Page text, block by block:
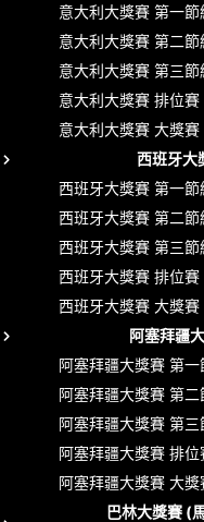
意大利大獎賽 第一節
意大利大獎賽 第二節
意大利大獎賽 第三節
意大利大獎賽 排位賽
意大利大獎賽 大獎賽
西班牙大
西班牙大獎賽 第一節
西班牙大獎賽 第二節
西班牙大獎賽 第三節
西班牙大獎賽 排位賽
西班牙大獎賽 大獎賽
阿塞拜疆
阿塞拜疆大獎賽 第一
阿塞拜疆大獎賽 第二
阿塞拜疆大獎賽 第三
阿塞拜疆大獎賽 排位
阿塞拜疆大獎賽 大獎
巴林大獎賽 (